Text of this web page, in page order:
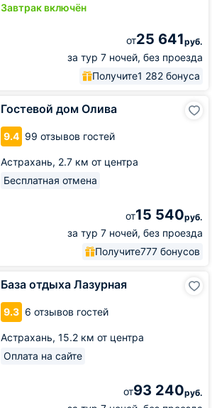
Завтрак включён
от25 641руб.
за тур 7 ночей, без проезда
Получите1 282 бонуса
Гостевой дом Олива
9.4 99 отзывов гостей
Астрахань, 2.7 км от центра
Бесплатная отмена
от15 540руб.
за тур 7 ночей, без проезда
Получите777 бонусов
База отдыха Лазурная
9.3 6 отзывов гостей
Астрахань, 15.2 км от центра
Оплата на сайте
от93 240руб.